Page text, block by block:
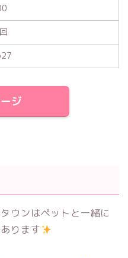
ジ
ウンはペットと一緒に
ります